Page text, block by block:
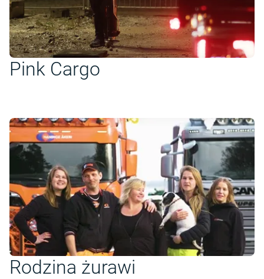
Pink Cargo
Rodzina żurawi